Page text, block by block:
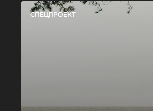
СПЕЦПРОЕКТ